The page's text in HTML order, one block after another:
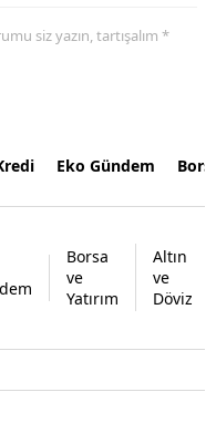
siz yazın, tartışalım *
Eko Gündem
Borsa
ve
Yatırım
Altın
ve
Döviz